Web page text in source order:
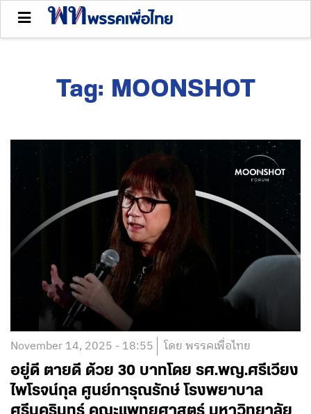
Tag: MOONSHOT
November 14, 2025 - 18:55 โดย พรรคเพื่อไทย
อยู่ดี ตายดี ด้วย 30 บาทโดย รศ.พญ.ศรีเวียง
ไพโรจน์กุล ศูนย์การุณรักษ์ โรงพยาบาล